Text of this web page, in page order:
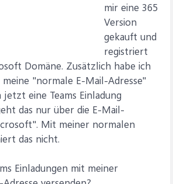
mir eine 365
Version
gekauft und
registriert
Domäne. Zusätzlich habe ich
"normale E-Mail-Adresse"
eine Teams Einladung
das nur über die E-Mail-
Mit meiner normalen
das nicht.
Einladungen mit meiner